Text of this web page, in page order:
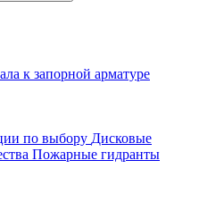
к запорной арматуре
по выбору Дисковые
Пожарные гидранты